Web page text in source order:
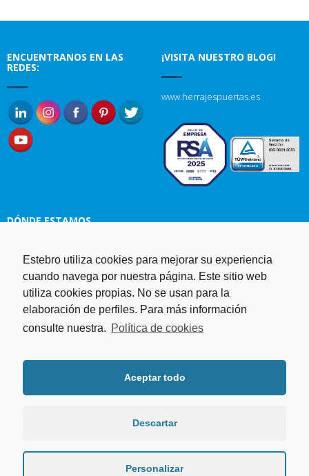
ENCUENTRANOS EN LAS
REDES:
¡VISITA NUESTRO BLOG!
www.herrajespuertas.es
DÓNDE ESTAMOS
Estampaciones EBRO, S.L.
Polg. Ind. Malpica-Alfindén C/H
naves 10, 12, 14 y 5 50171 La
Puebla de Alfindén Zaragoza,
España
Fax. +34 976 108 058
Política de privacidad
Programa operativo FEDER Aragón
2014-2020Plan de recuperación,
Programa FEDER 2021-2027
Estebro utiliza cookies para mejorar su experiencia
cuando navega por nuestra página. Este sitio web
utiliza cookies propias. No se usan para la
elaboración de perfiles. Para más información
consulte nuestra. Política de cookies
Aceptar todo
Descartar
Personalizar